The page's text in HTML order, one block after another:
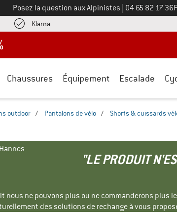
Posez la question aux Alpinistes Appelez-nous
04 65 82 17 36
KlarnaTrouve les informations de paiement ici !
Chaussures Équipement Escalade
outdoor / Pantalons de vélo / Shorts & cuissards
"LE PRODUIT
nous ne pouvons plus ou ne commanderons plus
des solutions de rechange à vous